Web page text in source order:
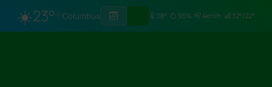
☀️23° Columbus 28° 95% 4km/h 32°/22°